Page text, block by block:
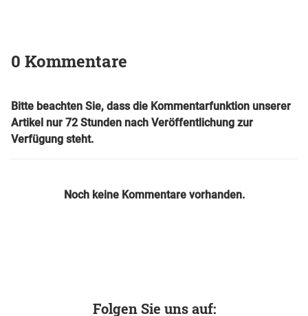
0 Kommentare
Bitte beachten Sie, dass die Kommentarfunktion unserer
Artikel nur 72 Stunden nach Veröffentlichung zur
Verfügung steht.
Noch keine Kommentare vorhanden.
Folgen Sie uns auf: